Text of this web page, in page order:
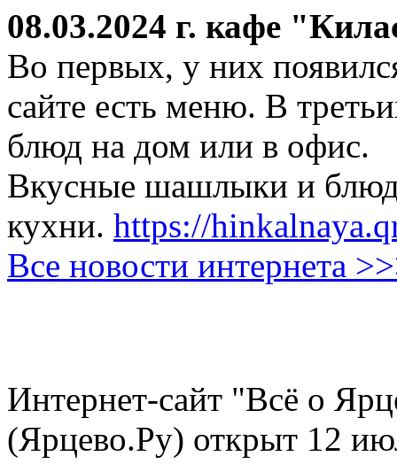
08.03.2024 г. кафе
Во первых, у них
сайте есть меню. В
блюд на дом или в офис.
Вкусные шашлыки и
кухни. https://
Все новости интернета
Интернет-сайт "Всё о
(Ярцево.Ру) открыт 12